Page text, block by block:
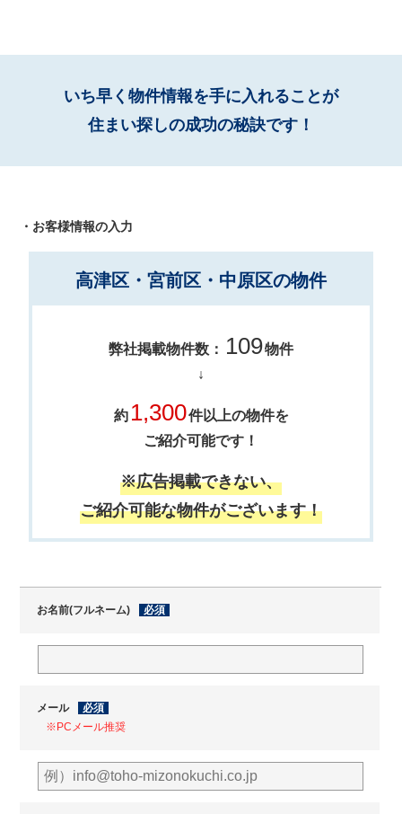
いち早く物件情報を手に入れることが
住まい探しの成功の秘訣です！
・お客様情報の入力
高津区・宮前区・中原区の物件
弊社掲載物件数： 109物件
↓
約 1,300件以上の物件を
ご紹介可能です！
※広告掲載できない、
ご紹介可能な物件がございます！
お名前(フルネーム) 必須
メール
必須
※PCメール推奨